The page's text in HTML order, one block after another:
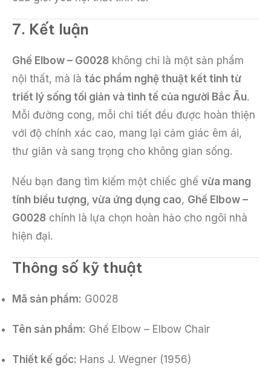
7. Kết luận
Ghế Elbow – G0028 không chỉ là một sản phẩm
nội thất, mà là tác phẩm nghệ thuật kết tinh từ
triết lý sống tối giản và tinh tế của người Bắc Âu.
Mỗi đường cong, mỗi chi tiết đều được hoàn thiện
với độ chính xác cao, mang lại cảm giác êm ái,
thư giãn và sang trọng cho không gian sống.
Nếu bạn đang tìm kiếm một chiếc ghế vừa mang
tính biểu tượng, vừa ứng dụng cao, Ghế Elbow –
G0028 chính là lựa chọn hoàn hảo cho ngôi nhà
hiện đại.
Thông số kỹ thuật
Mã sản phẩm: G0028
Tên sản phẩm: Ghế Elbow – Elbow Chair
Thiết kế gốc: Hans J. Wegner (1956)